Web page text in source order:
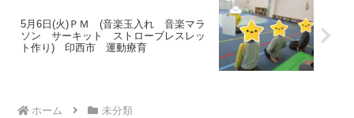
5月6日(火)ＰＭ (音楽玉入れ 音楽マラ
ソン サーキット ストローブレスレッ
ト作り) 印西市 運動療育
ホーム 未分類